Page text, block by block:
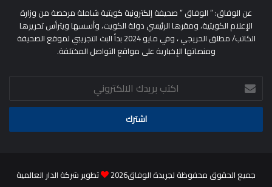
عن الوفاق: ” الوفاق ” صحيفة إلكترونية كويتية شاملة مرخصة من وزارة
الإعلام الكويتية، ومقرها الرئيسي دولة الكويت، وأسسها ويترأس تحريرها
الكاتب/ مطلق الحريجي ، وفي مايو 2024 بدأ البث التجريبي لموقع الصحيفة
ومنصاتها الإخبارية على مواقع التواصل المختلفة.
اكتب
بريدك
الالكتروني
جميع الحقوق محفوظة لجريدة الوفاق2026 تطوير شركة الدار العالمية